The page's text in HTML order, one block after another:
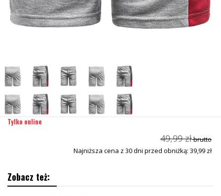
Tylko online
49,99 złbrutto
Najniższa cena z 30 dni przed obniżką: 39,99 zł
Zobacz też: